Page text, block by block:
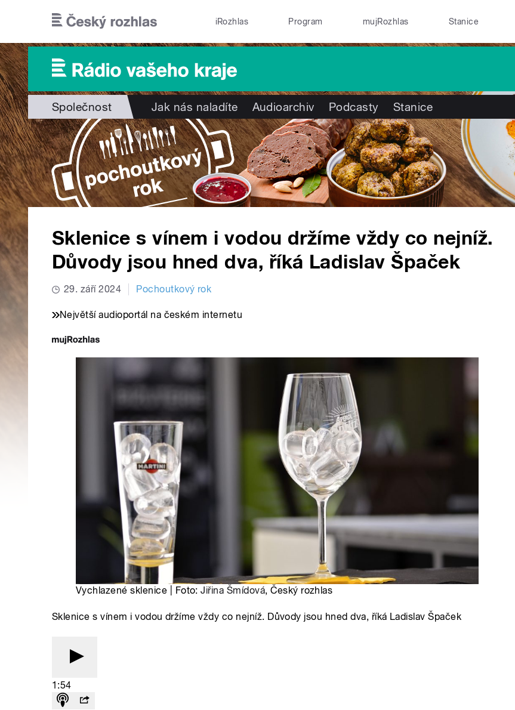
iRozhlas Program mujRozhlas Stanice
Společnost Jak nás naladíte Audioarchiv Podcasty Stanice
Sklenice s vínem i vodou držíme vždy co nejníž.
Důvody jsou hned dva, říká Ladislav Špaček
29. září 2024 Pochoutkový rok
Největší audioportál na českém internetu
Vychlazené sklenice | Foto:Jiřina Šmídová, Český rozhlas
Sklenice s vínem i vodou držíme vždy co nejníž. Důvody jsou hned dva, říká Ladislav Špaček
1:54